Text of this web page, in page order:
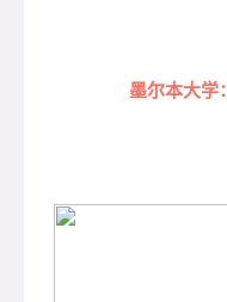
墨尔本大学：